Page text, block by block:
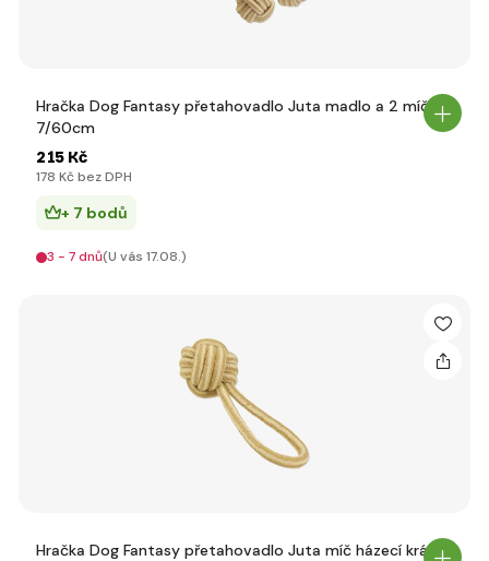
Hračka Dog Fantasy přetahovadlo Juta madlo a 2 míče
7/60cm
215 Kč
178 Kč bez DPH
+ 7 bodů
3 - 7 dnů(U vás 17.08.)
Hračka Dog Fantasy přetahovadlo Juta míč házecí krátký